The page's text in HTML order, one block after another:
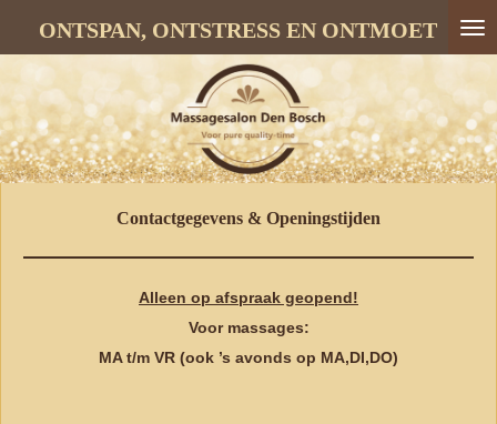
direct
naar
de
hoofdinhoud
ONTSPAN, ONTSTRESS EN ONTMOET
Contactgegevens & Openingstijden
Alleen op afspraak geopend!
Voor massages:
MA t/m VR (ook ’s avonds op MA,DI,DO)